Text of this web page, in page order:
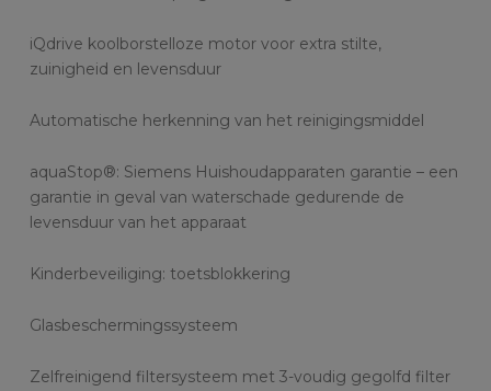
iQdrive koolborstelloze motor voor extra stilte,
zuinigheid en levensduur
Automatische herkenning van het reinigingsmiddel
aquaStop®: Siemens Huishoudapparaten garantie – een
garantie in geval van waterschade gedurende de
levensduur van het apparaat
Kinderbeveiliging: toetsblokkering
Glasbeschermingssysteem
Zelfreinigend filtersysteem met 3-voudig gegolfd filter